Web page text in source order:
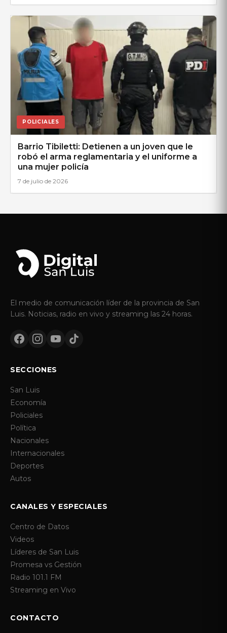
POLICIALES
Barrio Tibiletti: Detienen a un joven que le
robó el arma reglamentaria y el uniforme a
una mujer policía
7 de julio de 2026
El medio de comunicación líder de la provincia de San
Luis. Noticias, radio en vivo y streaming las 24 horas.
SECCIONES
San Luis
Economía
Policiales
Política
Nacionales
Internacionales
Deportes
Autos
CANALES Y ESPECIALES
Centro de Datos
Videos
Líderes de San Luis
Promesa vs Gestión
Radio 101.1 FM
Streaming en Vivo
CONTACTO